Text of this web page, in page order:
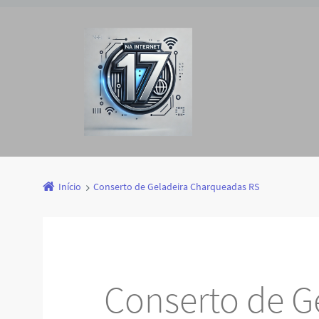
Início Conserto de Geladeira Charqueadas RS
Conserto de